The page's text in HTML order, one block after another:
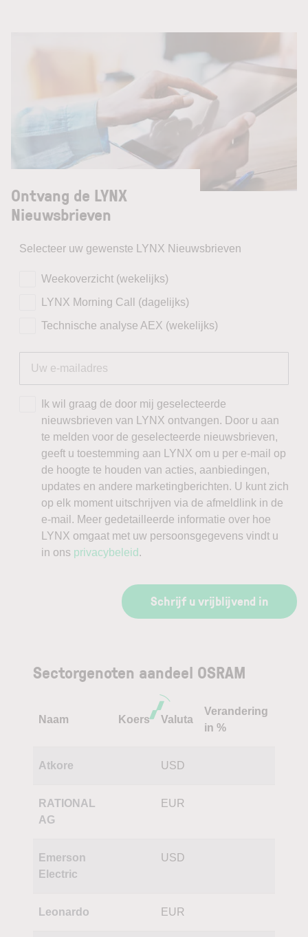
Ontvang de LYNX
Nieuwsbrieven
Selecteer uw gewenste LYNX Nieuwsbrieven
Weekoverzicht (wekelijks)
LYNX Morning Call (dagelijks)
Technische analyse AEX (wekelijks)
Ik wil graag de door mij geselecteerde
nieuwsbrieven van LYNX ontvangen. Door u aan
te melden voor de geselecteerde nieuwsbrieven,
geeft u toestemming aan LYNX om u per e-mail op
de hoogte te houden van acties, aanbiedingen,
updates en andere marketingberichten. U kunt zich
op elk moment uitschrijven via de afmeldlink in de
e-mail. Meer gedetailleerde informatie over hoe
LYNX omgaat met uw persoonsgegevens vindt u
in ons privacybeleid .
Schrijf u vrijblijvend in
Sectorgenoten aandeel OSRAM
Naam Koers Valuta
Verandering
in %
Atkore USD
RATIONAL
AG
EUR
Emerson
Electric
USD
Leonardo EUR